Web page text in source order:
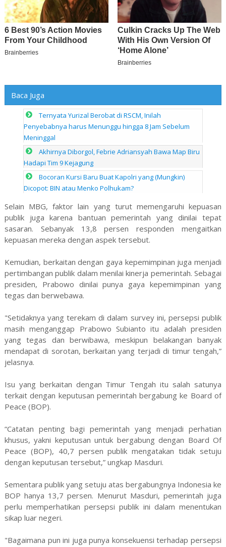
Baca Juga
Ternyata Yurizal Berobat di RSCM, Inilah
Penyebabnya harus Menunggu hingga 8 Jam Sebelum
Meninggal
Akhirnya Diborgol, Febrie Adriansyah Bawa Map Biru
Hadapi Tim 9 Kejagung
Bocoran Kursi Baru Buat Kapolri yang (Mungkin)
Dicopot: BIN atau Menko Polhukam?
Selain MBG, faktor lain yang turut memengaruhi kepuasan
publik juga karena bantuan pemerintah yang dinilai tepat
sasaran. Sebanyak 13,8 persen responden mengaitkan
kepuasan mereka dengan aspek tersebut.
Kemudian, berkaitan dengan gaya kepemimpinan juga menjadi
pertimbangan publik dalam menilai kinerja pemerintah. Sebagai
presiden, Prabowo dinilai punya gaya kepemimpinan yang
tegas dan berwebawa.
"Setidaknya yang terekam di dalam survey ini, persepsi publik
masih menganggap Prabowo Subianto itu adalah presiden
yang tegas dan berwibawa, meskipun belakangan banyak
mendapat di sorotan, berkaitan yang terjadi di timur tengah,”
jelasnya.
Isu yang berkaitan dengan Timur Tengah itu salah satunya
terkait dengan keputusan pemerintah bergabung ke Board of
Peace (BOP).
“Catatan penting bagi pemerintah yang menjadi perhatian
khusus, yakni keputusan untuk bergabung dengan Board Of
Peace (BOP), 40,7 persen publik mengatakan tidak setuju
dengan keputusan tersebut,” ungkap Masduri.
Sementara publik yang setuju atas bergabungnya Indonesia ke
BOP hanya 13,7 persen. Menurut Masduri, pemerintah juga
perlu memperhatikan persepsi publik ini dalam menentukan
sikap luar negeri.
"Bagaimana pun ini juga punya konsekuensi terhadap persepsi